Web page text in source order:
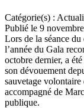
Catégorie(s) :
Publié le 9
Lors de la séance
l’année du Gala
octobre dernier, a
son dévouement
sauvetage
accompagné de
publique.